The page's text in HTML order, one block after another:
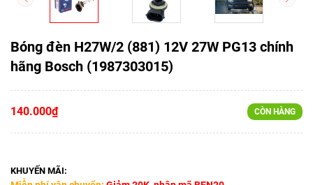
Bóng đèn H27W/2 (881) 12V 27W PG13 chính
hãng Bosch (1987303015)
140.000₫ CÒN HÀNG
KHUYẾN MÃI: